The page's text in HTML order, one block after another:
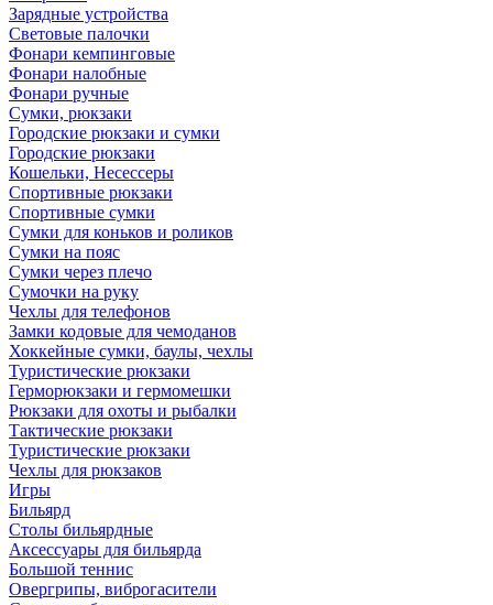
Зарядные устройства
Световые палочки
Фонари кемпинговые
Фонари налобные
Фонари ручные
Сумки, рюкзаки
Городские рюкзаки и сумки
Городские рюкзаки
Кошельки, Несессеры
Спортивные рюкзаки
Спортивные сумки
Сумки для коньков и роликов
Сумки на пояс
Сумки через плечо
Сумочки на руку
Чехлы для телефонов
Замки кодовые для чемоданов
Хоккейные сумки, баулы, чехлы
Туристические рюкзаки
Герморюкзаки и гермомешки
Рюкзаки для охоты и рыбалки
Тактические рюкзаки
Туристические рюкзаки
Чехлы для рюкзаков
Игры
Бильярд
Столы бильярдные
Аксессуары для бильярда
Большой теннис
Овергрипы, виброгасители